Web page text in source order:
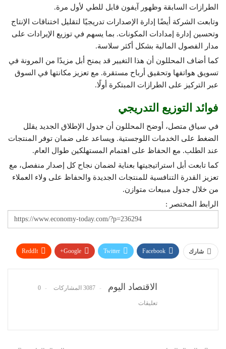
الطرازات السابقة وظهور آيفون قابل للطي لأول مرة.
وتابعت الشركة أيضًا إدارة الإصدارات تدريجيًا لتقليل اختناقات الإنتاج
وتحسين إدارة إمدادات المكونات. بما يسهم في توزيع الإيرادات على
مدار الفصول المالية بشكل أكثر سلاسة.
كما أضاف المحللون أن هذا التغيير قد يمنح أبل مزيدًا من المرونة في
تسويق هواتفها وتحقيق أرباح مستقرة. مع تعزيز مكانتها في السوق
عبر التركيز على الطرازات المبتكرة أولًا.
فوائد التوزيع التدريجي
في سياق متصل، أوضح المحللون أن جدول الإطلاق الجديد يقلل
الضغط على الخدمات اللوجستية. ويساعد على ضمان توفر المنتجات
عند الطلب. مع الحفاظ على اهتمام المستهلكين طوال العام.
كما تابعت أبل استراتيجيتها بعناية لضمان نجاح كل إصدار منفصل، مع
تعزيز القدرة التنافسية للمنتجات الجديدة والحفاظ على ولاء العملاء
من خلال جدول مبيعات متوازن.
الرابط المختصر :
شارك Facebook
Twitter
Google+
ReddIt
الاقتصاد اليوم 3087 المشاركات 0
تعليقات